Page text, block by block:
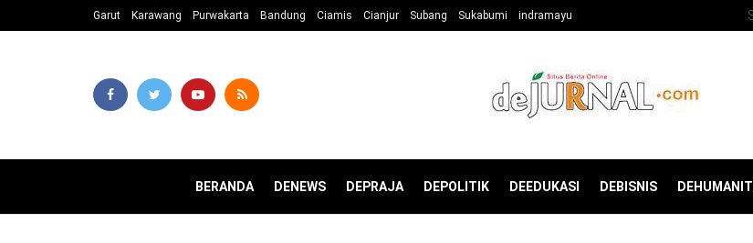
Garut Karawang Purwakarta Bandung Ciamis Cianjur Subang Sukabumi indramayu
BERANDA DENEWS DEPRAJA DEPOLITIK DEEDUKASI DEBISNIS DEHUMANITI